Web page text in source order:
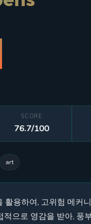
SCORE
76.7/100
art
용하여, 고위험 메커
으로 영감을 받아, 풍